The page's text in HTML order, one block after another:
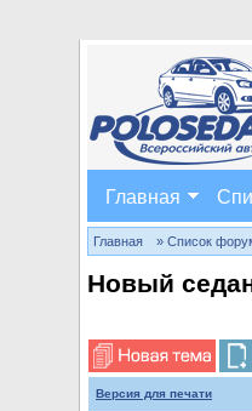
Главная
Главная » Список
Новый
Версия для печати